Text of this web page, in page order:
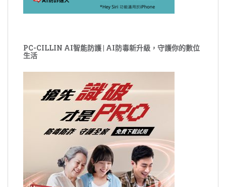
PC-CILLIN AI智能防護 | AI防毒新升級，守護你的數位
生活